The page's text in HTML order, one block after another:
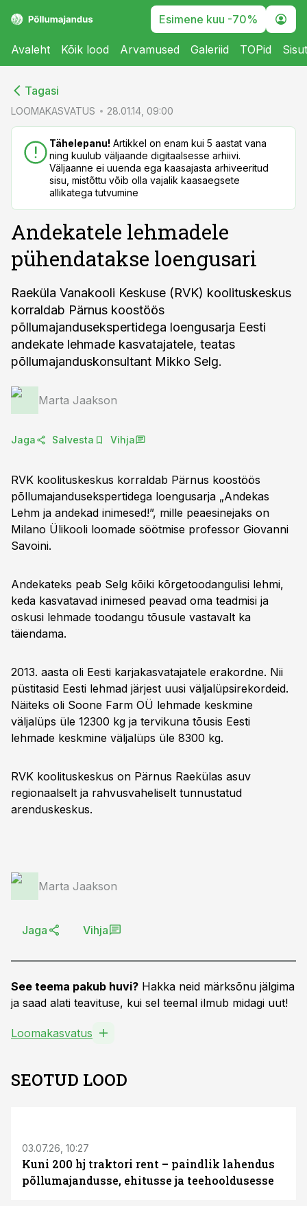
Esimene kuu -70%
Avaleht Kõik lood Arvamused Galeriid TOPid
Tagasi
LOOMAKASVATUS 28.01.14, 09:00
Tähelepanu! Artikkel on enam kui 5 aastat vana
ning kuulub väljaande digitaalsesse arhiivi.
Väljaanne ei uuenda ega kaasajasta arhiveeritud
sisu, mistõttu võib olla vajalik kaasaegsete
allikatega tutvumine
Andekatele lehmadele
pühendatakse loengusari
Raeküla Vanakooli Keskuse (RVK) koolituskeskus
korraldab Pärnus koostöös
põllumajandusekspertidega loengusarja Eesti
andekate lehmade kasvatajatele, teatas
põllumajanduskonsultant Mikko Selg.
Marta Jaakson
Jaga Salvesta Vihja
RVK koolituskeskus korraldab Pärnus koostöös
põllumajandusekspertidega loengusarja „Andekas
Lehm ja andekad inimesed!”, mille peaesinejaks on
Milano Ülikooli loomade söötmise professor Giovanni
Savoini.
Andekateks peab Selg kõiki kõrgetoodangulisi lehmi,
keda kasvatavad inimesed peavad oma teadmisi ja
oskusi lehmade toodangu tõusule vastavalt ka
täiendama.
2013. aasta oli Eesti karjakasvatajatele erakordne. Nii
püstitasid Eesti lehmad järjest uusi väljalüpsirekordeid.
Näiteks oli Soone Farm OÜ lehmade keskmine
väljalüps üle 12300 kg ja tervikuna tõusis Eesti
lehmade keskmine väljalüps üle 8300 kg.
RVK koolituskeskus on Pärnus Raekülas asuv
regionaalselt ja rahvusvaheliselt tunnustatud
arenduskeskus.
Marta Jaakson
Jaga Vihja
See teema pakub huvi? Hakka neid märksõnu jälgima
ja saad alati teavituse, kui sel teemal ilmub midagi uut!
Loomakasvatus
SEOTUD LOOD
03.07.26, 10:27
Kuni 200 hj traktori rent – paindlik lahendus
põllumajandusse, ehitusse ja teehooldusesse